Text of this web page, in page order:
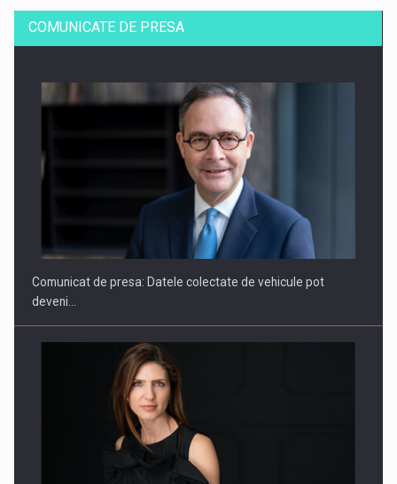
SAPTE PERSONALITATI DIN MEDIUL DE AFACERI, ACADEMIC
Hard Enduro Piatra Craiului 2026, fueled by benzinariile RO…
COMUNICATE DE PRESA
Comunicat de presa: Datele colectate de vehicule pot
deveni…